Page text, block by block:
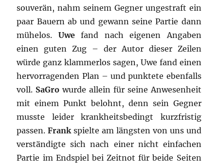
souverän, nahm seinem Gegner ungestraft ein
paar Bauern ab und gewann seine Partie dann
mühelos. Uwefand nach eigenen Angaben
einen guten Zug – der Autor dieser Zeilen
würde ganz klammerlos sagen, Uwe fand einen
hervorragenden Plan – und punktete ebenfalls
voll. SaGro wurde allein für seine Anwesenheit
mit einem Punkt belohnt, denn sein Gegner
musste leider krankheitsbedingt kurzfristig
passen.Frankspielte am längsten von uns und
verständigte sich nach einer nicht einfachen
Partie im Endspiel bei Zeitnot für beide Seiten